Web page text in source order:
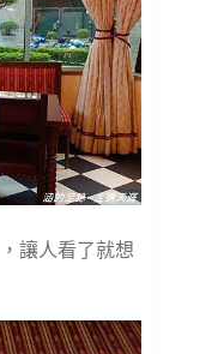
讓人看了就想